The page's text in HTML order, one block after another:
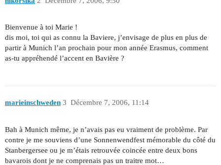
Bienvenue à toi Marie !
dis moi, toi qui as connu la Baviere, j’envisage de plus en plus de
partir à Munich l’an prochain pour mon année Erasmus, comment
as-tu appréhendé l’accent en Bavière ?
marieinschweden Décembre 7, 2006, 11:14
3
Bah à Munich même, je n’avais pas eu vraiment de problème. Par
contre je me souviens d’une Sonnenwendfest mémorable du côté du
Stanbergersee ou je m’étais retrouvée coincée entre deux bons
bavarois dont je ne comprenais pas un traitre mot…